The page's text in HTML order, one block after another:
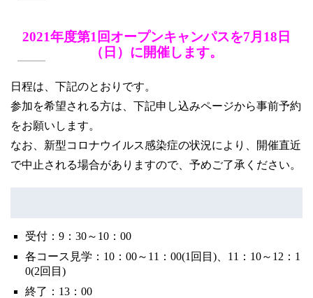
緊急時のお知らせ
このサイトについて
プライバシーポリシー
2021年度第1回オープンキャンパスを7月18日
（日）に開催します。
日程は、下記のとおりです。
参加を希望される方は、下記申し込みページから事前予約
をお願いします。
なお、新型コロナウイルス感染症の状況により、開催直近
で中止される場合がありますので、予めご了承ください。
受付：9：30～10：00
各コース見学：10：00～11：00(1回目)、11：10～12：1
0(2回目)
終了：13：00